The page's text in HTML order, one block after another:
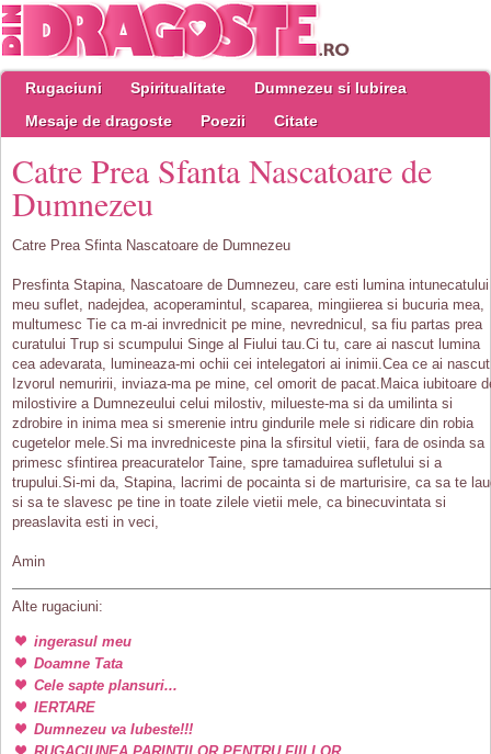
Rugaciuni Spiritualitate
Dumnezeu si Iubirea
Mesaje de dragoste
Poezii Citate
Catre Prea Sfanta Nascatoare de
Dumnezeu
Catre Prea Sfinta Nascatoare de Dumnezeu
Presfinta Stapina, Nascatoare de Dumnezeu, care esti lumina intunecatului
meu suflet, nadejdea, acoperamintul, scaparea, mingiierea si bucuria mea,
multumesc Tie ca m-ai invrednicit pe mine, nevrednicul, sa fiu partas prea
curatului Trup si scumpului Singe al Fiului tau.Ci tu, care ai nascut lumina
cea adevarata, lumineaza-mi ochii cei intelegatori ai inimii.Cea ce ai nascut
Izvorul nemuririi, inviaza-ma pe mine, cel omorit de pacat.Maica iubitoare
milostivire a Dumnezeului celui milostiv, milueste-ma si da umilinta si
zdrobire in inima mea si smerenie intru gindurile mele si ridicare din robia
cugetelor mele.Si ma invredniceste pina la sfirsitul vietii, fara de osinda sa
primesc sfintirea preacuratelor Taine, spre tamaduirea sufletului si a
trupului.Si-mi da, Stapina, lacrimi de pocainta si de marturisire, ca sa te
si sa te slavesc pe tine in toate zilele vietii mele, ca binecuvintata si
preaslavita esti in veci,
Amin
Alte rugaciuni:
ingerasul meu
Doamne Tata
Cele sapte plansuri...
IERTARE
Dumnezeu va Iubeste!!!
RUGACIUNEA PARINTILOR PENTRU FIII LOR